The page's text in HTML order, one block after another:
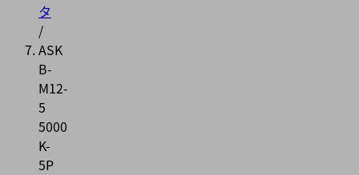
タ
/
ASK
B-
M12-
5
5000
K-
5P